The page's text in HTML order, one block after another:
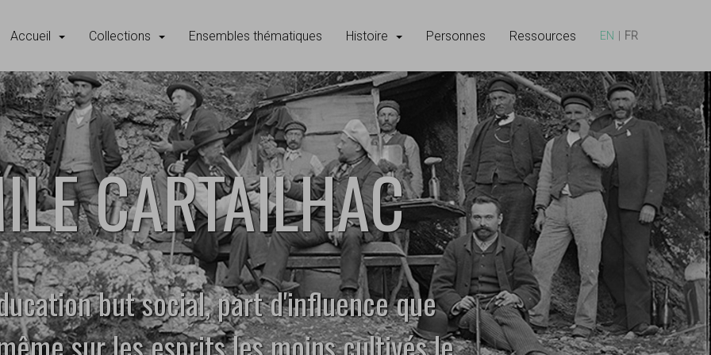
Accueil Collections Ensembles thématiques Histoire Personnes Ressources EN FR
CARTAILHAC
but social, part d'influence que
sur les esprits les moins cultivés le